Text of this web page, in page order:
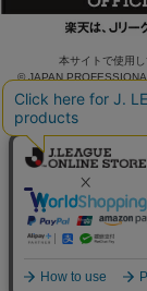
本サイトで使用
© JAPAN